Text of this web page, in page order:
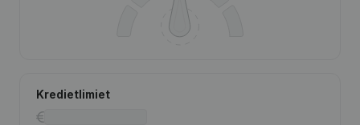
Kredietlimiet